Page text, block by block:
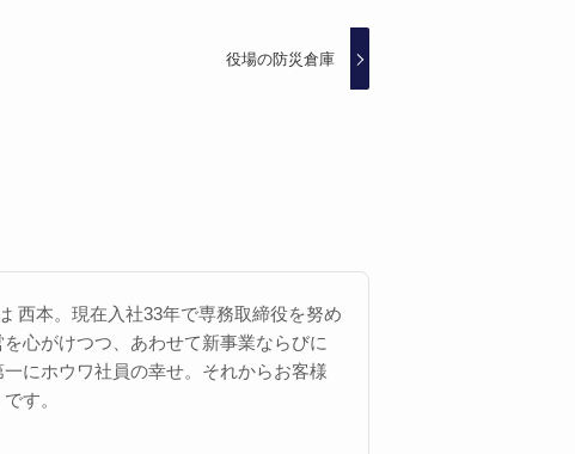
役場の防災倉庫
西本。現在入社33年で専務取締役を努め
心がけつつ、あわせて新事業ならびに
にホウワ社員の幸せ。それからお客様
す。